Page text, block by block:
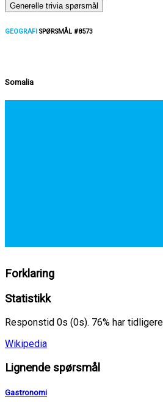
Generelle trivia spørsmål
GEOGRAFI SPØRSMÅL #8573
Somalia
Forklaring
Statistikk
Responstid 0s (0s). 76% har
Wikipedia
Lignende spørsmål
Gastronomi